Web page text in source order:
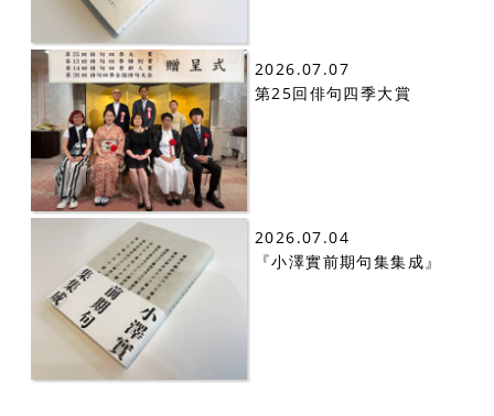
2026.07.07
第25回俳句四季大賞
2026.07.04
『小澤實前期句集集成』